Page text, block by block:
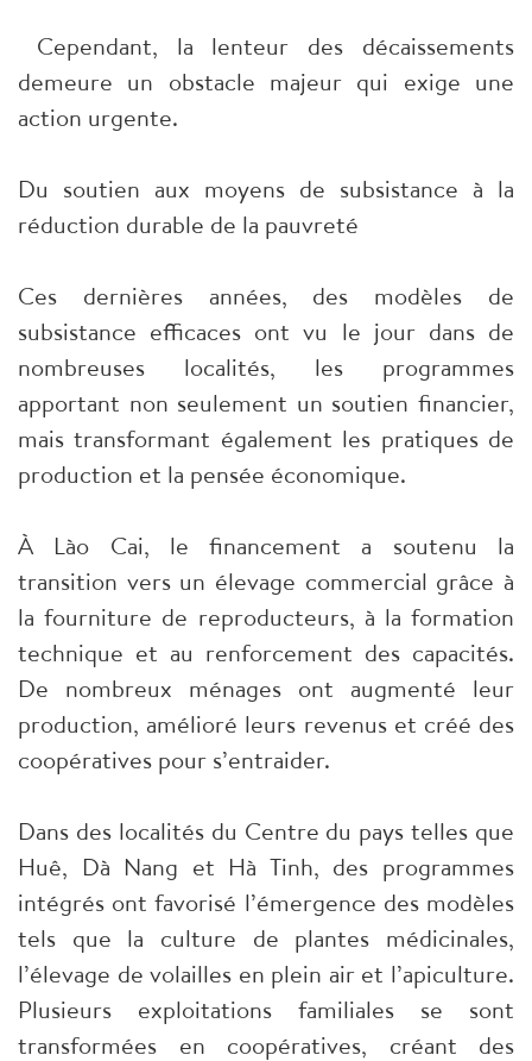
Cependant, la lenteur des décaissements
demeure un obstacle majeur qui exige une
action urgente.
Du soutien aux moyens de subsistance à la
réduction durable de la pauvreté
Ces dernières années, des modèles de
subsistance efficaces ont vu le jour dans de
nombreuses localités, les programmes
apportant non seulement un soutien financier,
mais transformant également les pratiques de
production et la pensée économique.
À Lào Cai, le financement a soutenu la
transition vers un élevage commercial grâce à
la fourniture de reproducteurs, à la formation
technique et au renforcement des capacités.
De nombreux ménages ont augmenté leur
production, amélioré leurs revenus et créé des
coopératives pour s’entraider.
Dans des localités du Centre du pays telles que
Huê, Dà Nang et Hà Tinh, des programmes
intégrés ont favorisé l’émergence des modèles
tels que la culture de plantes médicinales,
l’élevage de volailles en plein air et l’apiculture.
Plusieurs exploitations familiales se sont
transformées en coopératives, créant des